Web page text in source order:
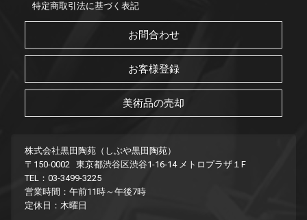
特定商取引法に基づく表記
お問合わせ
お客様登録
美術品の売却
株式会社黒田陶苑（しぶや黒田陶苑）
〒150-0002 東京都渋谷区渋谷1-16-14 メトロプラザ１F
TEL：03-3499-3225
営業時間：午前11時～午後7時
定休日：木曜日